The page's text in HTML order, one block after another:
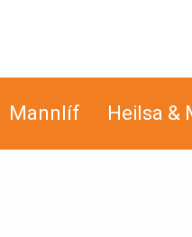
Mannlíf Heilsa &